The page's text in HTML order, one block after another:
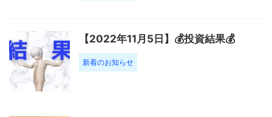
【2022年11月5日】💰投資結果💰
新着のお知らせ